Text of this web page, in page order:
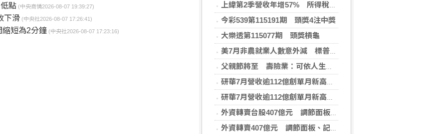
上緯第2季營收年增57% 所得稅加徵衝擊短期獲利
今彩539第115191期 頭獎4注中獎
大樂透第115077期 頭獎槓龜
美7月非農就業人數意外減 標普與那指雙雙開高
父親節將至 壽險業：可依人生階段、特定疾病做補強
研華7月營收逾112億創單月新高 樺漢164億登同期高
研華7月營收逾112億創單月新高 樺漢164億登同期高
外資轉賣台股407億元 調節面板、記憶體與主動式ETF
外資轉賣407億元 調節面板、記憶體與主動式ETF
點 (中央商情2026-08-07 19:39:27)
下滑 (中央社2026-08-07 17:26:41)
短為2分鐘 (中央社2026-08-07 17:23:16)